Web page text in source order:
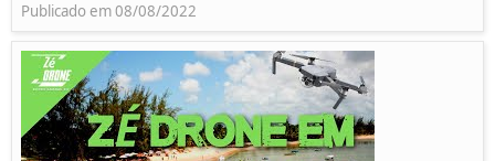
Publicado em 08/08/2022